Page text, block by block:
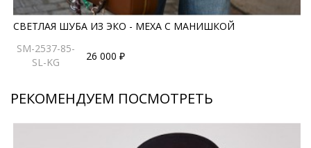
*описание несет информационный характер, состав и
правила ухода могут быть изменены производителем
СВЕТЛАЯ ШУБА ИЗ ЭКО - МЕХА С МАНИШКОЙ
SM-2537-85-
SL-KG
26 000 ₽
РЕКОМЕНДУЕМ ПОСМОТРЕТЬ